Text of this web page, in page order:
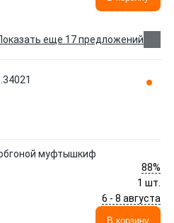
еще 17 предложений
муфтышкиф
88%
1 шт.
6 - 8 августа
В корзину